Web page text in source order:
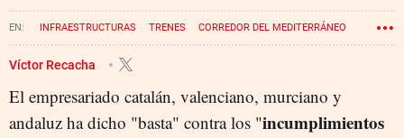
INFRAESTRUCTURAS TRENES CORREDOR DEL MEDITERRÁNEO
Víctor Recacha
El empresariado catalán, valenciano, murciano y
andaluz ha dicho "basta" contra los "incumplimientos